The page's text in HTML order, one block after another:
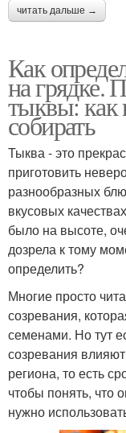
читать дальше →
Как
на грядке.
тыквы: как
собирать
Тыква - это
приготовить
разнообразных
вкусовых
было на высоте,
дозрела к тому
определить?
Многие просто
созревания,
семенами. Но тут
созревания
региона, то есть
чтобы понять, что
нужно